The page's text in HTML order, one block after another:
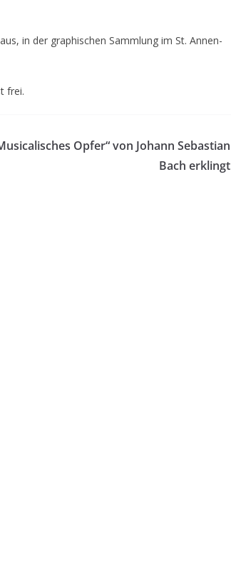
in der graphischen Sammlung im St. Annen-
frei.
Opfer“ von Johann Sebastian
Bach erklingt